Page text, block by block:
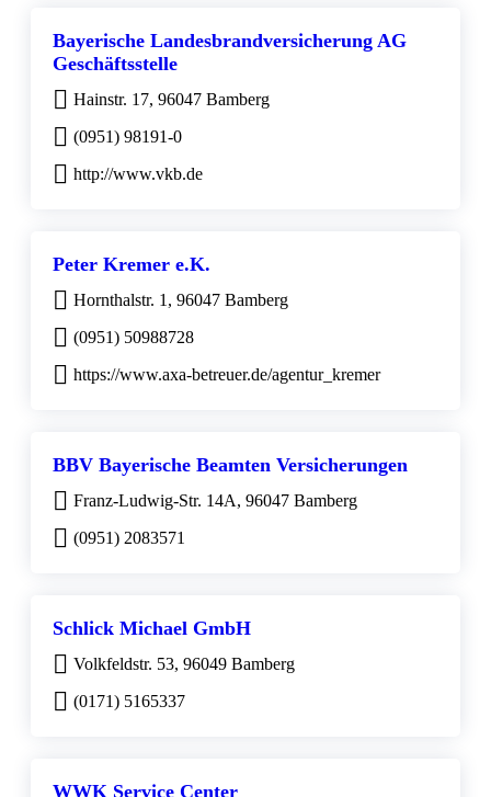
Bayerische Landesbrandversicherung AG
Geschäftsstelle
Hainstr. 17, 96047 Bamberg
(0951) 98191-0
http://www.vkb.de
Peter Kremer e.K.
Hornthalstr. 1, 96047 Bamberg
(0951) 50988728
https://www.axa-betreuer.de/agentur_kremer
BBV Bayerische Beamten Versicherungen
Franz-Ludwig-Str. 14A, 96047 Bamberg
(0951) 2083571
Schlick Michael GmbH
Volkfeldstr. 53, 96049 Bamberg
(0171) 5165337
WWK Service Center